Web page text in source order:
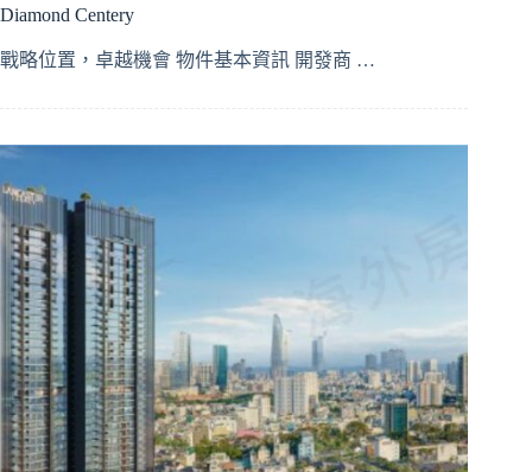
Diamond Centery
戰略位置，卓越機會 物件基本資訊 開發商 …